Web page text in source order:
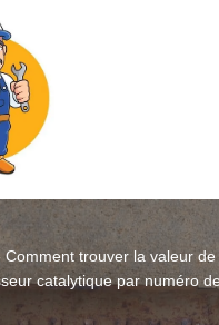
Comment trouver la valeur
catalytique par numéro